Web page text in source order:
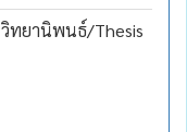
วิทยานิพนธ์/Thesis